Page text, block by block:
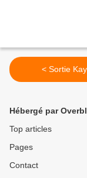
< Sortie
Hébergé par
Top articles
Pages
Contact